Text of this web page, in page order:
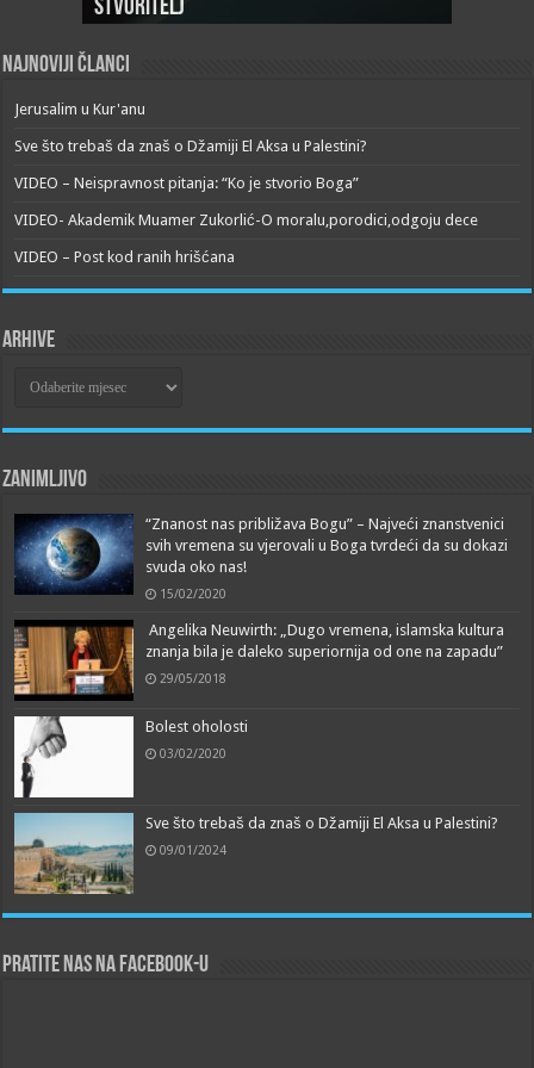
Stvoritelj
Najnoviji članci
Jerusalim u Kur'anu
Sve što trebaš da znaš o Džamiji El Aksa u Palestini?
VIDEO – Neispravnost pitanja: “Ko je stvorio Boga”
VIDEO- Akademik Muamer Zukorlić-O moralu,porodici,odgoju dece
VIDEO – Post kod ranih hrišćana
Arhive
Zanimljivo
“Znanost nas približava Bogu” – Najveći znanstvenici
svih vremena su vjerovali u Boga tvrdeći da su dokazi
svuda oko nas!
15/02/2020
Angelika Neuwirth: „Dugo vremena, islamska kultura
znanja bila je daleko superiornija od one na zapadu”
29/05/2018
Bolest oholosti
03/02/2020
Sve što trebaš da znaš o Džamiji El Aksa u Palestini?
09/01/2024
Pratite nas na Facebook-u